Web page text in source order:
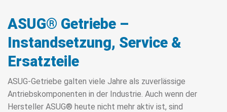
ASUG® Getriebe –
Instandsetzung, Service &
Ersatzteile
ASUG-Getriebe galten viele Jahre als zuverlässige
Antriebskomponenten in der Industrie. Auch wenn der
Hersteller ASUG® heute nicht mehr aktiv ist, sind